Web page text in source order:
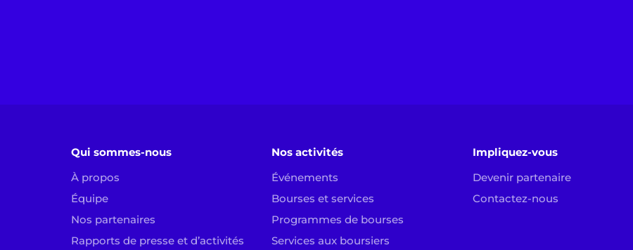
Qui sommes-nous
À propos
Équipe
Nos partenaires
Rapports de presse et d’activités
Nos activités
Événements
Bourses et services
Programmes de bourses
Services aux boursiers
Impliquez-vous
Devenir partenaire
Contactez-nous